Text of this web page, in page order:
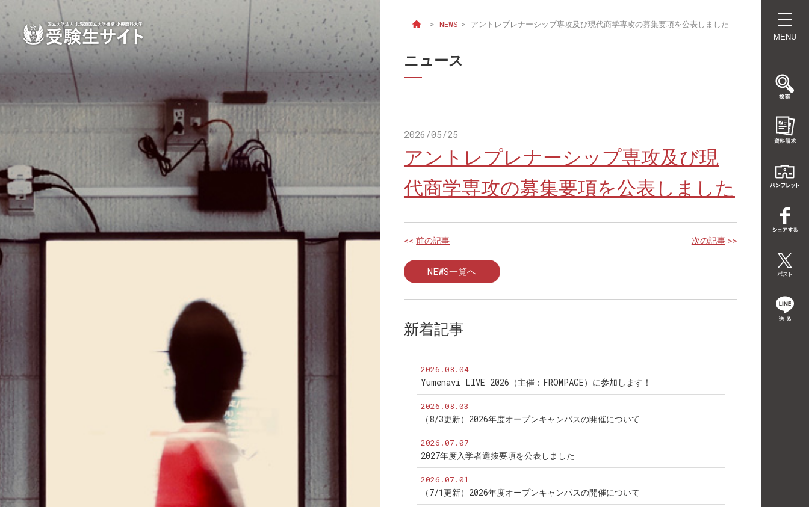
> NEWS > アントレプレナーシップ専攻及び現代商学専攻の募集要項を公表しました
ニュース
2026/05/25
アントレプレナーシップ専攻及び現
代商学専攻の募集要項を公表しました
<<前の記事 次の記事>>
NEWS一覧へ
新着記事
2026.08.04
Yumenavi LIVE 2026（主催：FROMPAGE）に参加します！
2026.08.03
（8/3更新）2026年度オープンキャンパスの開催について
2026.07.07
2027年度入学者選抜要項を公表しました
2026.07.01
（7/1更新）2026年度オープンキャンパスの開催について
MENU